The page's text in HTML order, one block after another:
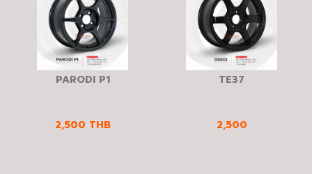
PARODI P1
2,500 THB
TE37
2,500